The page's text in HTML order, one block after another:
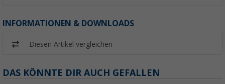
INFORMATIONEN & DOWNLOADS
Diesen Artikel vergleichen
DAS KÖNNTE DIR AUCH GEFALLEN